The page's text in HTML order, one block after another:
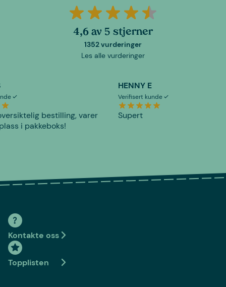
4,6 av 5 stjerner
1352 vurderinger
Les alle vurderinger
bestilling, varer
i pakkeboks!
HENNY E
Verifisert kunde
Supert
Kontakte oss
Topplisten